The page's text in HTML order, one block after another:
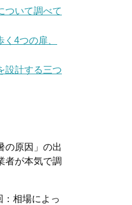
ついて調べて
4つの扉、
計する三つ
の原因」の出
者が本気で調
：相場によっ